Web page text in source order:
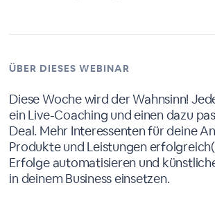
ÜBER DIESES WEBINAR
Diese Woche wird der Wahnsinn!
ein Live-Coaching und einen dazu
Deal. Mehr Interessenten für deine
Produkte und Leistungen
Erfolge automatisieren und
in deinem Business einsetzen.